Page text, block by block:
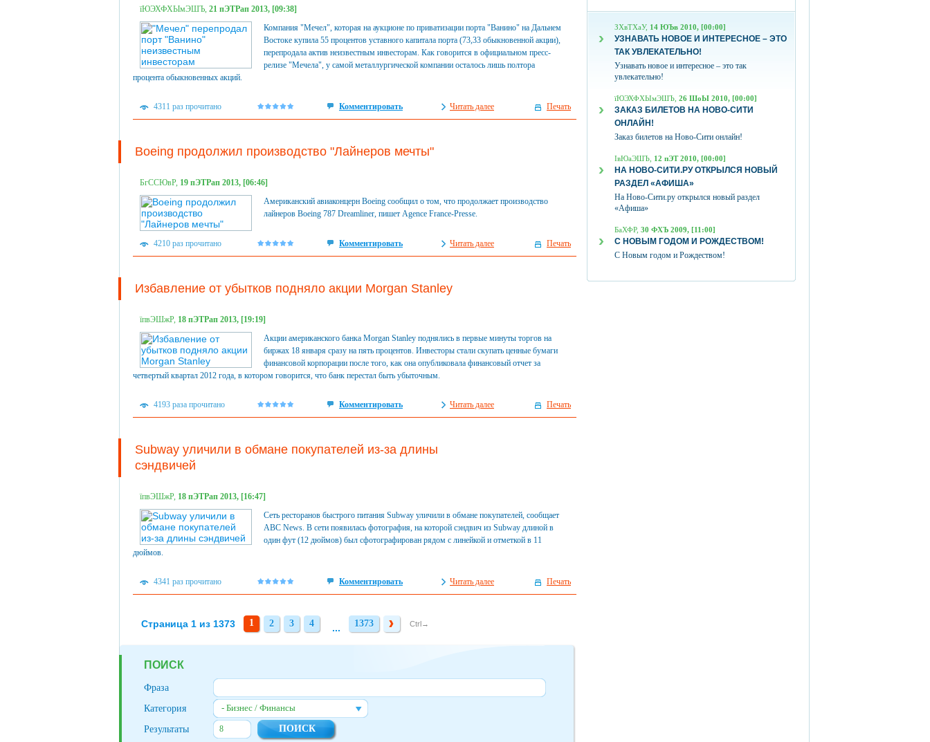
їЮЭХФХЫмЭШЪ, 21 пЭТРап 2013, [09:38]
Компания "Мечел", которая на аукционе по приватизации порта "Ванино" на Дальнем
Востоке купила 55 процентов уставного капитала порта (73,33 обыкновенной акции),
перепродала актив неизвестным инвесторам. Как говорится в официальном пресс-
релизе "Мечела", у самой металлургической компании осталось лишь полтора
процента обыкновенных акций.
4311 раз прочитано Комментировать Читать далее Печать
Boeing продолжил производство "Лайнеров мечты"
БгССЮвР, 19 пЭТРап 2013, [06:46]
Американский авиаконцерн Boeing сообщил о том, что продолжает производство
лайнеров Boeing 787 Dreamliner, пишет Agence France-Presse.
4210 раз прочитано Комментировать Читать далее Печать
Избавление от убытков подняло акции Morgan Stanley
їпвЭШжР, 18 пЭТРап 2013, [19:19]
Акции американского банка Morgan Stanley поднялись в первые минуты торгов на
биржах 18 января сразу на пять процентов. Инвесторы стали скупать ценные бумаги
финансовой корпорации после того, как она опубликовала финансовый отчет за
четвертый квартал 2012 года, в котором говорится, что банк перестал быть убыточным.
4193 раза прочитано Комментировать Читать далее Печать
Subway уличили в обмане покупателей из-за длины
сэндвичей
їпвЭШжР, 18 пЭТРап 2013, [16:47]
Сеть ресторанов быстрого питания Subway уличили в обмане покупателей, сообщает
ABC News. В сети появилась фотография, на которой сэндвич из Subway длиной в
один фут (12 дюймов) был сфотографирован рядом с линейкой и отметкой в 11
дюймов.
4341 раз прочитано Комментировать Читать далее Печать
Страница 1 из 1373 1 2
2 3
3 4
4 ... 1373
1373 Ctrl→
ПОИСК
Фраза
Категория
- Бизнес / Финансы
Результаты
ЗХвТХаУ, 14 ЮЪв 2010, [00:00]
УЗНАВАТЬ НОВОЕ И ИНТЕРЕСНОЕ – ЭТО
ТАК УВЛЕКАТЕЛЬНО!
Узнавать новое и интересное – это так
увлекательно!
їЮЭХФХЫмЭШЪ, 26 ШоЫ 2010, [00:00]
ЗАКАЗ БИЛЕТОВ НА НОВО-СИТИ
ОНЛАЙН!
Заказ билетов на Ново-Сити онлайн!
ІвЮаЭШЪ, 12 пЭТ 2010, [00:00]
НА НОВО-СИТИ.РУ ОТКРЫЛСЯ НОВЫЙ
РАЗДЕЛ «АФИША»
На Ново-Сити.ру открылся новый раздел
«Афиша»
БаХФР, 30 ФХЪ 2009, [11:00]
С НОВЫМ ГОДОМ И РОЖДЕСТВОМ!
С Новым годом и Рождеством!